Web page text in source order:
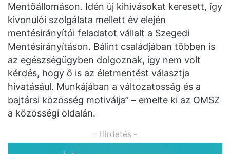
Mentőállomáson. Idén új kihívásokat keresett, így
kivonulói szolgálata mellett év elején
mentésirányítói feladatot vállalt a Szegedi
Mentésirányításon. Bálint családjában többen is
az egészségügyben dolgoznak, így nem volt
kérdés, hogy ő is az életmentést választja
hivatásául. Munkájában a változatosság és a
bajtársi közösség motiválja” – emelte ki az OMSZ
a közösségi oldalán.
- Hirdetés -